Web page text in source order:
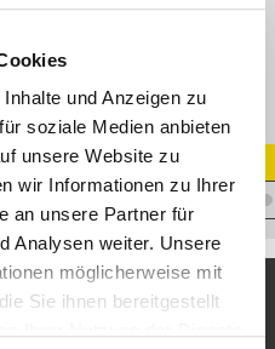
und Anzeigen zu
soziale Medien anbieten
unsere Website zu
wir Informationen zu Ihrer
an unsere Partner für
Analysen weiter. Unsere
möglicherweise mit
Sie ihnen bereitgestellt